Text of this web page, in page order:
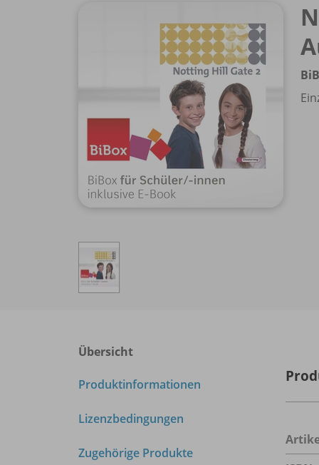
Übersicht
Produktinformationen
Lizenzbedingungen
Zugehörige Produkte